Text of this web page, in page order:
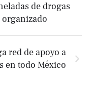
de drogas
red de apoyo a
en todo México